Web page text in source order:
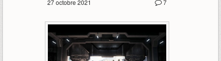
7
27 octobre 2021